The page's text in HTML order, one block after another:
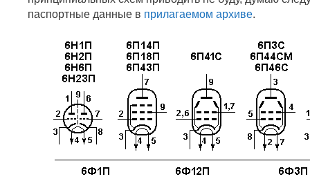
паспортные данные в прилагаемом архиве.